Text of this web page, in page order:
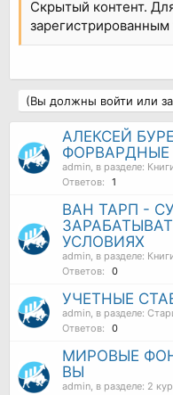
Скрытый контент.
зарегистрированным
(Вы должны войти или
АЛЕКСЕЙ
admin , в разделе:
Ответов:
1
ВАН ТАРП -
УСЛОВИЯХ
admin , в разделе:
Ответов:
0
УЧЕТНЫЕ
admin , в разделе:
Ответов:
0
МИРОВЫЕ
ВЫ
admin , в разделе: 2